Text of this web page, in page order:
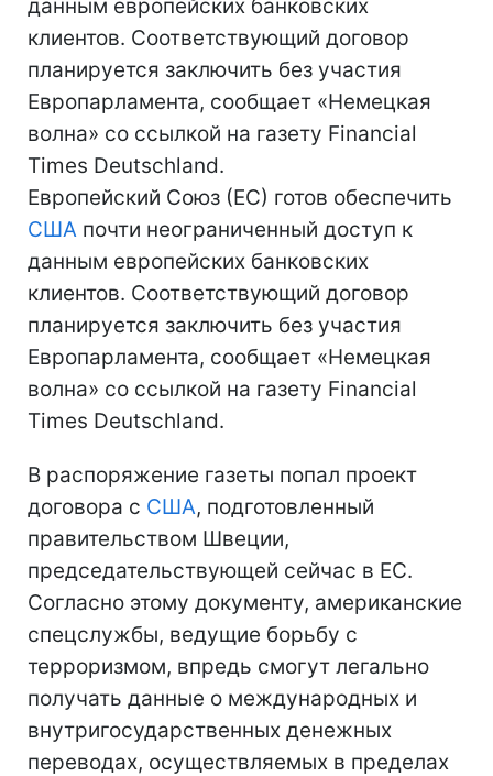
данным европейских банковских
клиентов. Соответствующий договор
планируется заключить без участия
Европарламента, сообщает «Немецкая
волна» со ссылкой на газету Financial
Times Deutschland.
Европейский Союз (ЕС) готов обеспечить
США почти неограниченный доступ к
данным европейских банковских
клиентов. Соответствующий договор
планируется заключить без участия
Европарламента, сообщает «Немецкая
волна» со ссылкой на газету Financial
Times Deutschland.
В распоряжение газеты попал проект
договора с США, подготовленный
правительством Швеции,
председательствующей сейчас в ЕС.
Согласно этому документу, американские
спецслужбы, ведущие борьбу с
терроризмом, впредь смогут легально
получать данные о международных и
внутригосударственных денежных
переводах, осуществляемых в пределах